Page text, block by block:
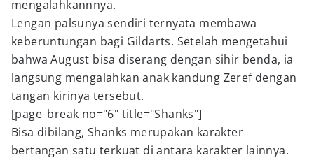
mengalahkannnya.
Lengan palsunya sendiri ternyata membawa
keberuntungan bagi Gildarts. Setelah mengetahui
bahwa August bisa diserang dengan sihir benda, ia
langsung mengalahkan anak kandung Zeref dengan
tangan kirinya tersebut.
[page_break no="6" title="Shanks"]
Bisa dibilang, Shanks merupakan karakter
bertangan satu terkuat di antara karakter lainnya.